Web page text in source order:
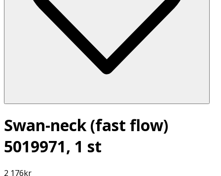
Swan-neck (fast flow)
5019971, 1 st
2 176kr